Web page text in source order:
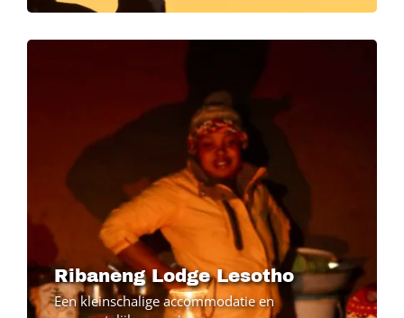
Image
Ribaneng Lodge Lesotho
Een kleinschalige accommodatie en